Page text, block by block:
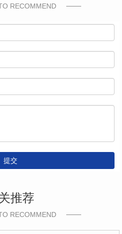
RECOMMEND
提交
推荐
RECOMMEND